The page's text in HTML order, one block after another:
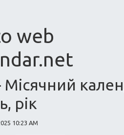
web
Місячний
рік
10:23 AM